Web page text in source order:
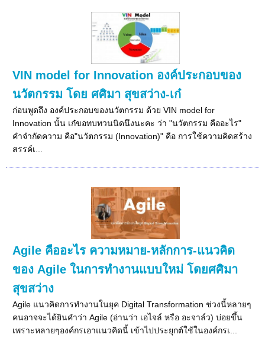
VIN model for Innovation องค์ประกอบของ
นวัตกรรม โดย ศศิมา สุขสว่าง-เก๋
ก่อนพูดถึง องค์ประกอบของนวัตกรรม ด้วย VIN model for
Innovation นั้น เก๋ขอทบทวนนิดนึงนะคะ ว่า "นวัตกรรม คืออะไร"
คำจำกัดความ คือ"นวัตกรรม (Innovation)" คือ การใช้ความคิดสร้าง
สรรค์เ...
Agile คืออะไร ความหมาย-หลักการ-แนวคิด
ของ Agile ในการทำงานแบบใหม่ โดยศศิมา
สุขสว่าง
Agile แนวคิดการทำงานในยุค Digital Transformation ช่วงนี้หลายๆ
คนอาจจะได้ยินคำว่า Agile (อ่านว่า เอไจล์ หรือ อะจาล์ว) บ่อยขึ้น
เพราะหลายๆองค์กรเอาแนวคิดนี้ เข้าไปประยุกต์ใช้ในองค์กรเ...